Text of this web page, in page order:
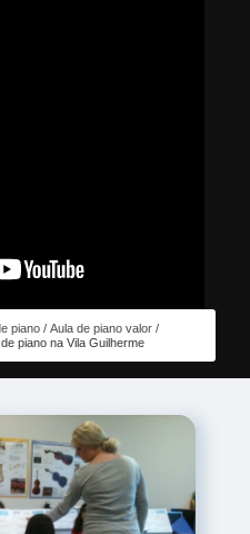
piano
Aula de piano valor
piano na Vila Guilherme